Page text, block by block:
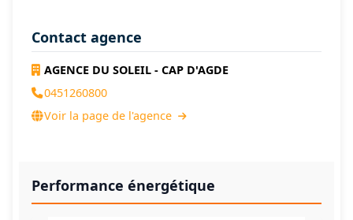
Contact agence
AGENCE DU SOLEIL - CAP D'AGDE
0451260800
Voir la page de l'agence
Performance énergétique